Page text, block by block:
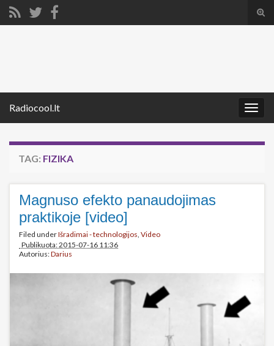
Radiocool.lt
TAG: FIZIKA
Magnuso efekto panaudojimas
praktikoje [video]
Filed underIšradimai - technologijos, Video
Publikuota: 2015-07-16 11:36
Autorius:Darius